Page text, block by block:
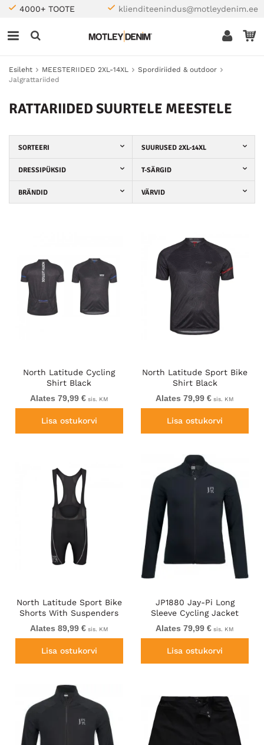
4000+ TOOTE klienditeenindus@motleydenim.ee
Esileht MEESTERIIDED 2XL-14XL
Spordiriided & outdoor
Jalgrattariided
RATTARIIDED SUURTELE MEESTELE
SORTEERI SUURUSED 2XL-14XL
DRESSIPÜKSID T-SÄRGID
BRÄNDID VÄRVID
North Latitude Cycling
Shirt Black
Alates 79,99 €sis. KM
Lisa ostukorvi
North Latitude Sport Bike
Shirt Black
Alates 79,99 € sis. KM
Lisa ostukorvi
North Latitude Sport Bike
Shorts With Suspenders
Black
Alates 89,99 €sis. KM
Lisa ostukorvi
JP1880 Jay-Pi Long
Sleeve Cycling Jacket
Black
Alates 79,99 € sis. KM
Lisa ostukorvi